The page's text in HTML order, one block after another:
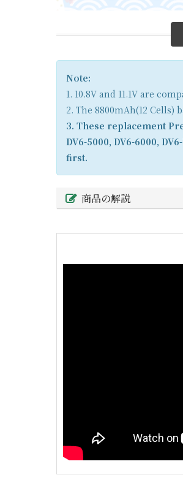
Note:
1. 10.8V and 11.1V are
2. The 8800mAh(12
3. These replacement
DV6-5000, DV6-6000,
first.
商品の解説